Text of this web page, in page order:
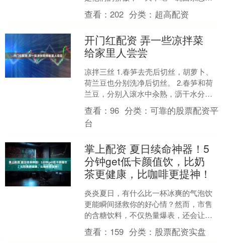
的像少了点什么似的。 河南是中华文明
的发祥地之一，孕育了华夏....
查看：202 分类： 超高配资
开门红配资 弄一些凉拌菜
给家里人尝尝
凉拌三丝 1.春笋去壳后切丝，胡萝卜、
荷兰豆也分别洗净后切丝。 2.春笋和荷
兰豆，分别入滚水中汆熟，沥干水分。
胡萝卜丝用少许盐腌制。 3.将处理好的
食材放入碗中....
查看：96 分类：可靠的股票配资平
台
掌上配资 夏日续命神器！5
分钟get低卡颜值饮，比奶
茶更健康，比咖啡更提神！
炎炎夏日，有什么比一杯冰爽的气泡饮
更能瞬间拯救你的好心情？然而，市售
的含糖饮料，不仅热量爆表，还会让你
对“健康”say goodbye。今天，就来教你
几招，在家....
查看： 159 分类： 股票配资实盘